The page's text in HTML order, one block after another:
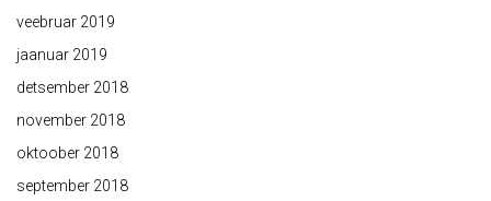
veebruar 2019
jaanuar 2019
detsember 2018
november 2018
oktoober 2018
september 2018